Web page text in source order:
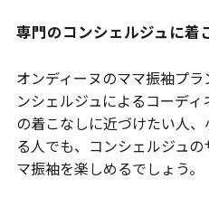
専門のコンシェルジュに着
オンディーヌのママ振袖プ
ンシェルジュによるコーデ
の着こなしに近づけたい人
る人でも、コンシェルジュ
マ振袖を楽しめるでしょう。